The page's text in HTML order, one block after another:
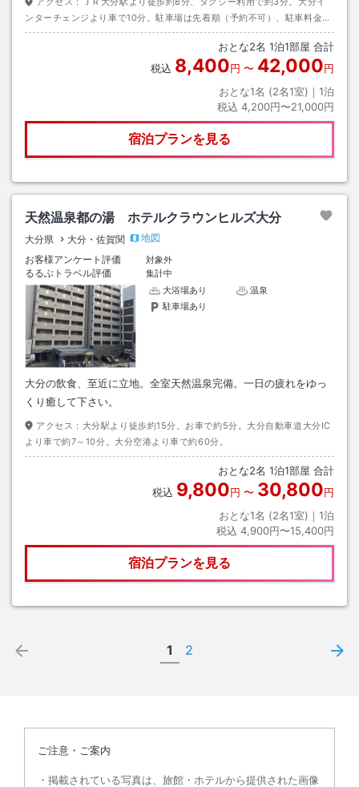
ンターチェンジより車で10分。駐車場は先着順（予約不可）、駐車料金は
1台1泊600円
おとな2名 1泊1部屋 合計
税込 8,400円 〜 42,000円
おとな1名 (2名1室)｜ 1泊
税込 4,200円〜21,000円
宿泊プランを見る
天然温泉都の湯 ホテルクラウンヒルズ大分
大分県 大分・佐賀関
地図
お客様アンケート評価
対象外
るるぶトラベル評価
集計中
大浴場あり
温泉
駐車場あり
大分の飲食、至近に立地。全室天然温泉完備。一日の疲れをゆっ
くり癒して下さい。
アクセス： 大分駅より徒歩約15分。お車で約5分。大分自動車道大分IC
より車で約7～10分。大分空港より車で約60分。
おとな2名 1泊1部屋 合計
税込 9,800円 〜 30,800円
おとな1名 (2名1室)｜ 1泊
税込 4,900円〜15,400円
宿泊プランを見る
1 2
ご注意・ご案内
掲載されている写真は、旅館・ホテルから提供された画像